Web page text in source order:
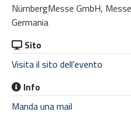
NürnbergMesse GmbH,
Germania
Sito
Visita il sito dell'evento
Info
Manda una mail